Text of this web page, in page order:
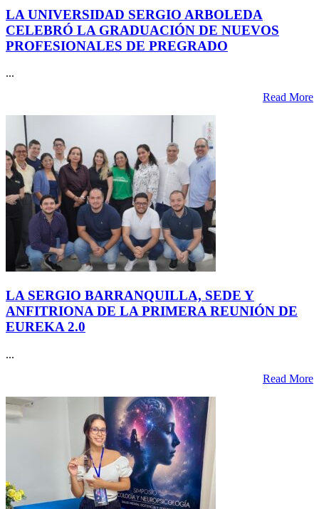
LA UNIVERSIDAD SERGIO ARBOLEDA
CELEBRÓ LA GRADUACIÓN DE NUEVOS
PROFESIONALES DE PREGRADO
...
Read More
LA SERGIO BARRANQUILLA, SEDE Y
ANFITRIONA DE LA PRIMERA REUNIÓN DE
EUREKA 2.0
...
Read More